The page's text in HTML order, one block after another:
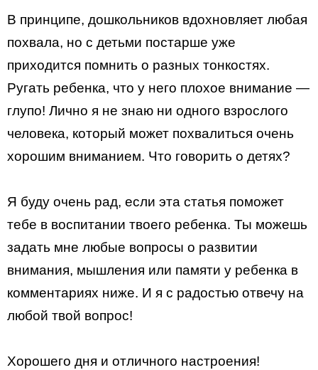
В принципе, дошкольников вдохновляет любая
похвала, но с детьми постарше уже
приходится помнить о разных тонкостях.
Ругать ребенка, что у него плохое внимание —
глупо! Лично я не знаю ни одного взрослого
человека, который может похвалиться очень
хорошим вниманием. Что говорить о детях?
Я буду очень рад, если эта статья поможет
тебе в воспитании твоего ребенка. Ты можешь
задать мне любые вопросы о развитии
внимания, мышления или памяти у ребенка в
комментариях ниже. И я с радостью отвечу на
любой твой вопрос!
Хорошего дня и отличного настроения!